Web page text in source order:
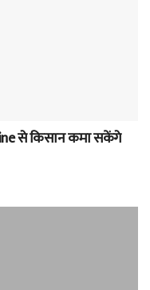
से किसान कमा सकेंगे